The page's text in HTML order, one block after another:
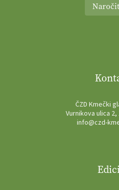
ČZD Kmečki
Vurnikova ulica 2,
info@czd-